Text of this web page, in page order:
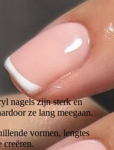
nagels zijn sterk en
ze lang meegaan.
vormen, lengtes
creëren.